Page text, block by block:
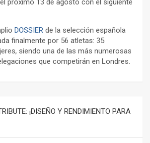
próximo 13 de agosto con el siguiente
DOSSIER de la selección española
finalmente por 56 atletas: 35
siendo una de las más numerosas
que competirán en Londres.
¡DISEÑO Y RENDIMIENTO PARA